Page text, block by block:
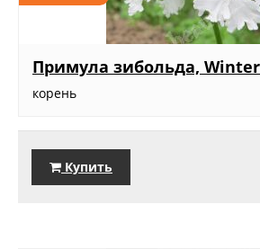
Примула зибольда,
корень
Купить